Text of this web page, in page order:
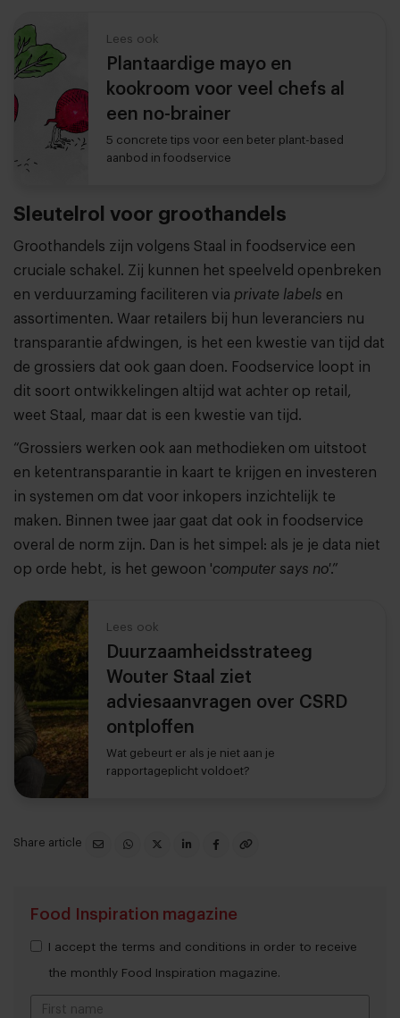
Lees ook
Plantaardige mayo en
kookroom voor veel chefs al
een no-brainer
5 concrete tips voor een beter plant-based
aanbod in foodservice
Sleutelrol voor groothandels
Groothandels zijn volgens Staal in foodservice een
cruciale schakel. Zij kunnen het speelveld openbreken
en verduurzaming faciliteren via private labels en
assortimenten. Waar retailers bij hun leveranciers nu
transparantie afdwingen, is het een kwestie van tijd dat
de grossiers dat ook gaan doen. Foodservice loopt in
dit soort ontwikkelingen altijd wat achter op retail,
weet Staal, maar dat is een kwestie van tijd.
“Grossiers werken ook aan methodieken om uitstoot
en ketentransparantie in kaart te krijgen en investeren
in systemen om dat voor inkopers inzichtelijk te
maken. Binnen twee jaar gaat dat ook in foodservice
overal de norm zijn. Dan is het simpel: als je je data niet
op orde hebt, is het gewoon 'computer says no'.”
Lees ook
Duurzaamheidsstrateeg
Wouter Staal ziet
adviesaanvragen over CSRD
ontploffen
Wat gebeurt er als je niet aan je
rapportageplicht voldoet?
Share article
Food Inspiration magazine
I accept the terms and conditions in order to receive
the monthly Food Inspiration magazine.